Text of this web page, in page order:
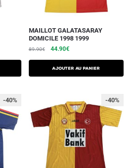
MAILLOT GALATASARAY
DOMICILE 1998 1999
89.90€ 44.90€
AJOUTER AU PANIER
-40% -40%